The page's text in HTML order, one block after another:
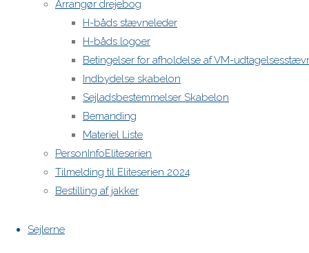
Arrangør drejebog
H-båds stævneleder
H-båds logoer
Betingelser for afholdelse af VM-
Indbydelse skabelon
Sejladsbestemmelser Skabelon
Bemanding
Materiel Liste
PersonInfoEliteserien
Tilmelding til Eliteserien 2024
Bestilling af jakker
Sejlerne